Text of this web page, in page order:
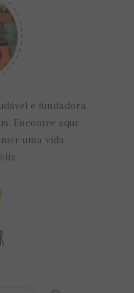
e fundadora
Encontre aqui
uma vida